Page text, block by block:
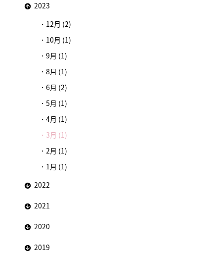
2023
12月 (2)
10月 (1)
9月 (1)
8月 (1)
6月 (2)
5月 (1)
4月 (1)
3月 (1)
2月 (1)
1月 (1)
2022
2021
2020
2019